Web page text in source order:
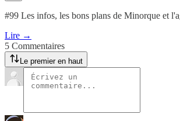
#99 Les infos, les bons plans de Minorque et
Lire →
5 Commentaires
Le premier en haut